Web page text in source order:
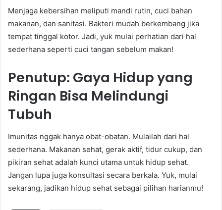
Menjaga kebersihan meliputi mandi rutin, cuci bahan
makanan, dan sanitasi. Bakteri mudah berkembang jika
tempat tinggal kotor. Jadi, yuk mulai perhatian dari hal
sederhana seperti cuci tangan sebelum makan!
Penutup: Gaya Hidup yang
Ringan Bisa Melindungi
Tubuh
Imunitas nggak hanya obat-obatan. Mulailah dari hal
sederhana. Makanan sehat, gerak aktif, tidur cukup, dan
pikiran sehat adalah kunci utama untuk hidup sehat.
Jangan lupa juga konsultasi secara berkala. Yuk, mulai
sekarang, jadikan hidup sehat sebagai pilihan harianmu!